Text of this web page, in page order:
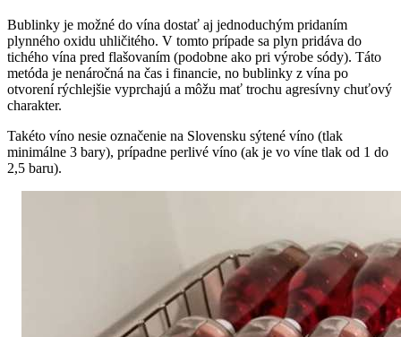
Bublinky je možné do vína dostať aj jednoduchým pridaním
plynného oxidu uhličitého. V tomto prípade sa plyn pridáva do
tichého vína pred flašovaním (podobne ako pri výrobe sódy). Táto
metóda je nenáročná na čas i financie, no bublinky z vína po
otvorení rýchlejšie vyprchajú a môžu mať trochu agresívny chuťový
charakter.
Takéto víno nesie označenie na Slovensku sýtené víno (tlak
minimálne 3 bary), prípadne perlivé víno (ak je vo víne tlak od 1 do
2,5 baru).